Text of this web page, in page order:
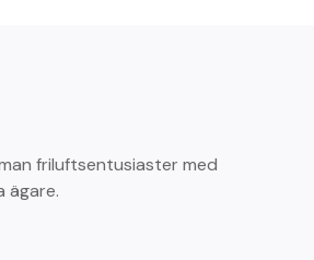
friluftsentusiaster med
ägare.